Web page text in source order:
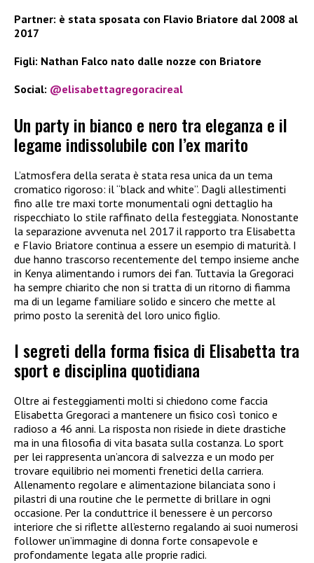
Partner: è stata sposata con Flavio Briatore dal 2008 al
2017
Figli: Nathan Falco nato dalle nozze con Briatore
Social: @elisabettagregoracireal
Un party in bianco e nero tra eleganza e il
legame indissolubile con l’ex marito
L’atmosfera della serata è stata resa unica da un tema
cromatico rigoroso: il “black and white”. Dagli allestimenti
fino alle tre maxi torte monumentali ogni dettaglio ha
rispecchiato lo stile raffinato della festeggiata. Nonostante
la separazione avvenuta nel 2017 il rapporto tra Elisabetta
e Flavio Briatore continua a essere un esempio di maturità. I
due hanno trascorso recentemente del tempo insieme anche
in Kenya alimentando i rumors dei fan. Tuttavia la Gregoraci
ha sempre chiarito che non si tratta di un ritorno di fiamma
ma di un legame familiare solido e sincero che mette al
primo posto la serenità del loro unico figlio.
I segreti della forma fisica di Elisabetta tra
sport e disciplina quotidiana
Oltre ai festeggiamenti molti si chiedono come faccia
Elisabetta Gregoraci a mantenere un fisico così tonico e
radioso a 46 anni. La risposta non risiede in diete drastiche
ma in una filosofia di vita basata sulla costanza. Lo sport
per lei rappresenta un’ancora di salvezza e un modo per
trovare equilibrio nei momenti frenetici della carriera.
Allenamento regolare e alimentazione bilanciata sono i
pilastri di una routine che le permette di brillare in ogni
occasione. Per la conduttrice il benessere è un percorso
interiore che si riflette all’esterno regalando ai suoi numerosi
follower un’immagine di donna forte consapevole e
profondamente legata alle proprie radici.